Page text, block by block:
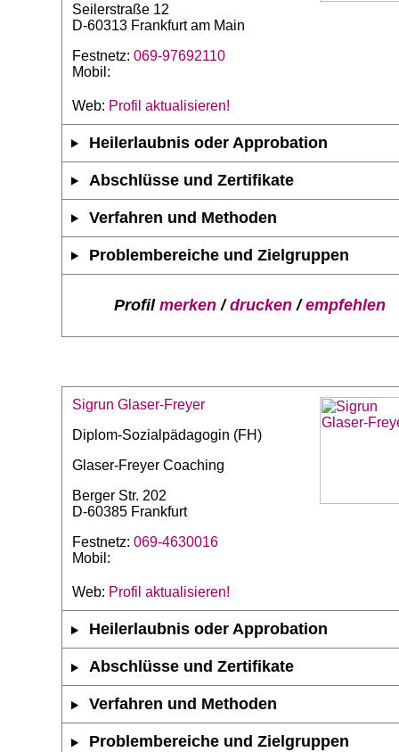
Seilerstraße 12
D-60313 Frankfurt am Main
Festnetz: 069-97692110
Mobil:
Web: Profil aktualisieren!
Heilerlaubnis oder Approbation
Abschlüsse und Zertifikate
Verfahren und Methoden
Problembereiche und Zielgruppen
Profil merken/drucken/empfehlen
Sigrun Glaser-Freyer
Diplom-Sozialpädagogin (FH)
Glaser-Freyer Coaching
Berger Str. 202
D-60385 Frankfurt
Festnetz: 069-4630016
Mobil:
Web: Profil aktualisieren!
Heilerlaubnis oder Approbation
Abschlüsse und Zertifikate
Verfahren und Methoden
Problembereiche und Zielgruppen